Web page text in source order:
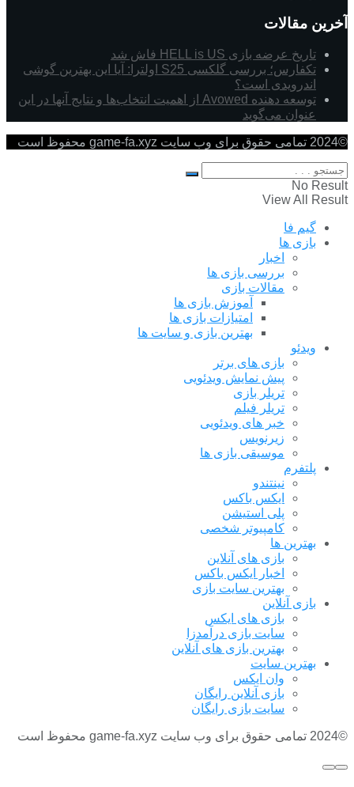
آخرین مقالات
تاریخ عرضه بازی HELL is US فاش شد
تکفارس؛ بررسی گلکسی S25 اولترا: آیا این بهترین گوشی
اندرویدی است؟
توسعه دهنده Avowed از اهمیت انتخاب‌ها و نتایج آنها در این
عنوان می‌گوید
©2024 تمامی حقوق برای وب سایت game-fa.xyz محفوظ است
No Result
View All Result
گیم فا
بازی ها
اخبار
بررسی بازی ها
مقالات بازی
آموزش بازی ها
امتیازات بازی ها
بهترین بازی و سایت ها
ویدئو
بازی های برتر
پیش نمایش ویدئویی
تریلر بازی
تریلر فیلم
خبر های ویدئویی
زیرنویس
موسیقی بازی ها
پلتفرم
نینتندو
ایکس باکس
پلی استیشن
کامپیوتر شخصی
بهترین ها
بازی های آنلاین
اخبار ایکس باکس
بهترین سایت بازی
بازی آنلاین
بازی های ایکس
سایت بازی درآمدزا
بهترین بازی های آنلاین
بهترین سایت
وان ایکس
بازی آنلاین رایگان
سایت بازی رایگان
©2024 تمامی حقوق برای وب سایت game-fa.xyz محفوظ است